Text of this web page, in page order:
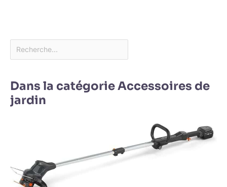
Dans la catégorie Accessoires de
jardin